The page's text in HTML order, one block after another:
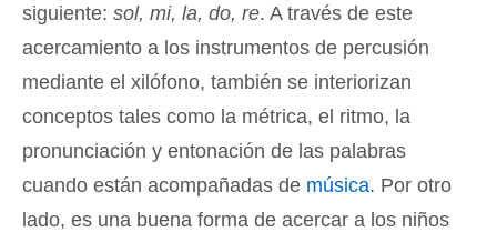
siguiente: sol, mi, la, do, re. A través de este
acercamiento a los instrumentos de percusión
mediante el xilófono, también se interiorizan
conceptos tales como la métrica, el ritmo, la
pronunciación y entonación de las palabras
cuando están acompañadas de música. Por otro
lado, es una buena forma de acercar a los niños